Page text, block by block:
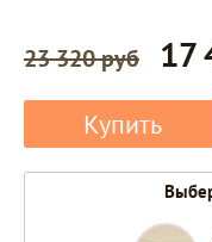
23 320 руб 17
Купить